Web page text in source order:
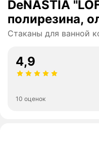
DeNASTIA
полирезина,
X000161
Стаканы для ванной
4,9
10 оценок